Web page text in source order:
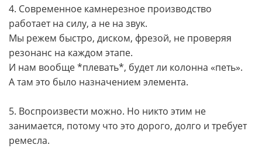
4. Современное камнерезное производство
работает на силу, а не на звук.
Мы режем быстро, диском, фрезой, не проверяя
резонанс на каждом этапе.
И нам вообще *плевать*, будет ли колонна «петь».
А там это было назначением элемента.
5. Воспроизвести можно. Но никто этим не
занимается, потому что это дорого, долго и требует
ремесла.